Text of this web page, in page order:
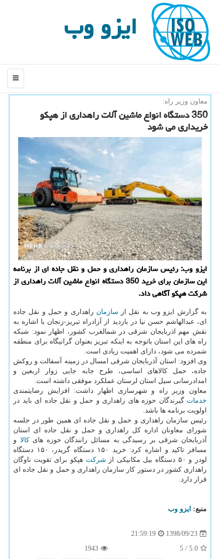
ایزو وب
منو
معاون وزیر راه:
350 دستگاه انواع ماشین آلات راهداری از هپكو
خریداری می شود
ایزو وب: رئیس سازمان راهداری و حمل و نقل جاده ای از برنامه
این سازمان برای خرید 350 دستگاه انواع ماشین آلات راهداری از
شركت هپكو آگاهی داد.
به گزارش ایزو وب به نقل از سازمان راهداری و حمل و نقل جاده
ای، عبدالهاشم حسن نیا در بازدید از آزادراه تبریز-زنجان با اشاره به
نقش مهم اذربایجان شرقی در شمالغرب كشور، اظهار نمود: شبكه
راه های این استان باتوجه به اینكه تبریز بعنوان گرانیگاه برای منطقه
شمرده می شود، دارای اهمیت زیادی است.
وی افزود: استان آذربایجان شرقی امسال در زمینه آسفالت و روكش
جاده، حمل كالاهای اساسی، طرح جابه جایی زوار اربعین و
امدادرسانی سیل استان لرستان عملكرد موفقی داشته است.
معاون وزیر راه و شهرسازی اظهار داشت: افزایش رضایتمندی
خدمات گیرندگان حوزه های راهداری و حمل و نقل جاده ای باید در
اولویت برنامه ها باشد.
رئیس سازمان راهداری و حمل و نقل جاده ای همین طور در جلسه
شورای معاونان اداره كل راهداری و حمل و نقل جاده ای استان
آذربایجان شرقی بر رسیدگی به مسائل رانندگان حوزه هایكالا و
مسافر تاكید و اشاره كرد: خرید ۱۵۰ دستگاه گریدر، ۱۵۰ دستگاه
لودر و ۵۰ دستگاه بیل مكانیكی از
شركت هپكو برای تقویت ناوگان
راهداری كشور در دستور كار سازمان راهداری و حمل و نقل جاده ای
قرار دارد.
منبع: ایزو وب
1398/09/23
21:59:19
5.0
/
5
1943